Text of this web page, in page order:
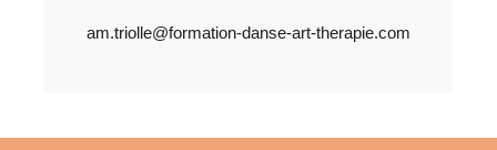
am.triolle@formation-danse-art-therapie.com